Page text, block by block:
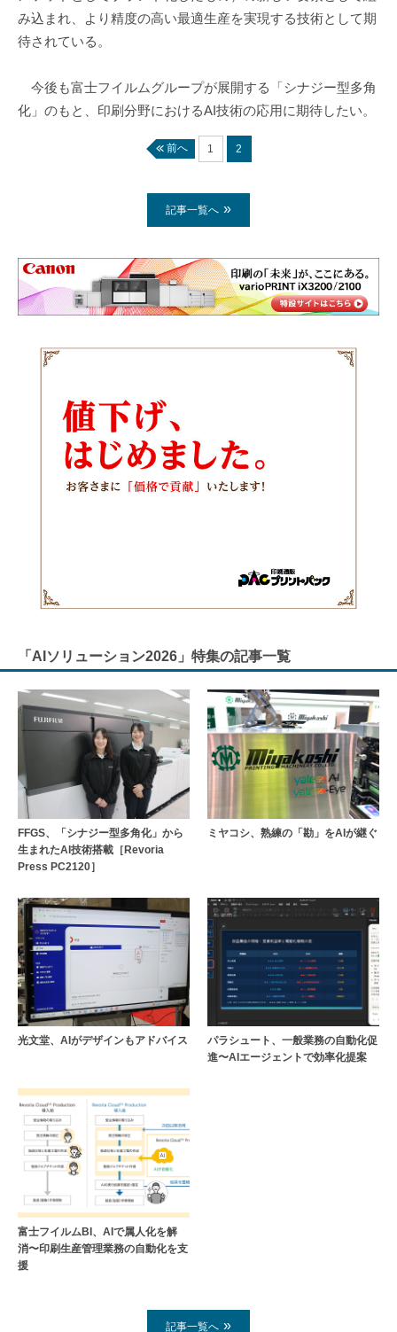
み込まれ、より精度の高い最適生産を実現する技術として期
待されている。
今後も富士フイルムグループが展開する「シナジー型多角
化」のもと、印刷分野におけるAI技術の応用に期待したい。
前へ 1 2
記事一覧へ
「AIソリューション2026」特集の記事一覧
FFGS、「シナジー型多角化」から
生まれたAI技術搭載［Revoria
Press PC2120］
ミヤコシ、熟練の「勘」をAIが継ぐ
光文堂、AIがデザインもアドバイス
パラシュート、一般業務の自動化促
進〜AIエージェントで効率化提案
富士フイルムBI、AIで属人化を解
消〜印刷生産管理業務の自動化を支
援
記事一覧へ